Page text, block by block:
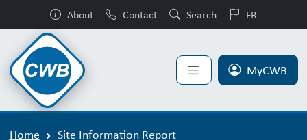
About Contact Search FR
MyCWB
Home Site Information Report